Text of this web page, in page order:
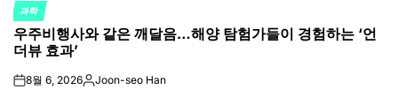
POSTED
IN
과학
우주비행사와 같은 깨달음…해양 탐험가들이 경험하는 ‘언
더뷰 효과’
on8월 6, 2026Posted
Joon-seo Han